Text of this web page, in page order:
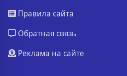
Правила сайта
Обратная связь
Реклама на сайте